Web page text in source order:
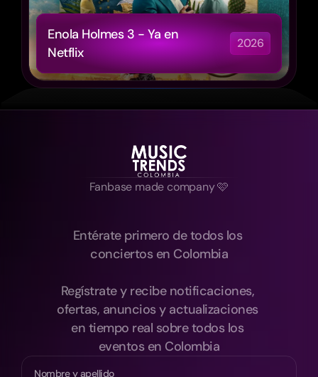
Enola Holmes 3 - Ya en
Netflix
2026
Fanbase made company 🩷
Entérate primero de todos los
conciertos en Colombia
Regístrate y recibe notificaciones,
ofertas, anuncios y actualizaciones
en tiempo real sobre todos los
eventos en Colombia